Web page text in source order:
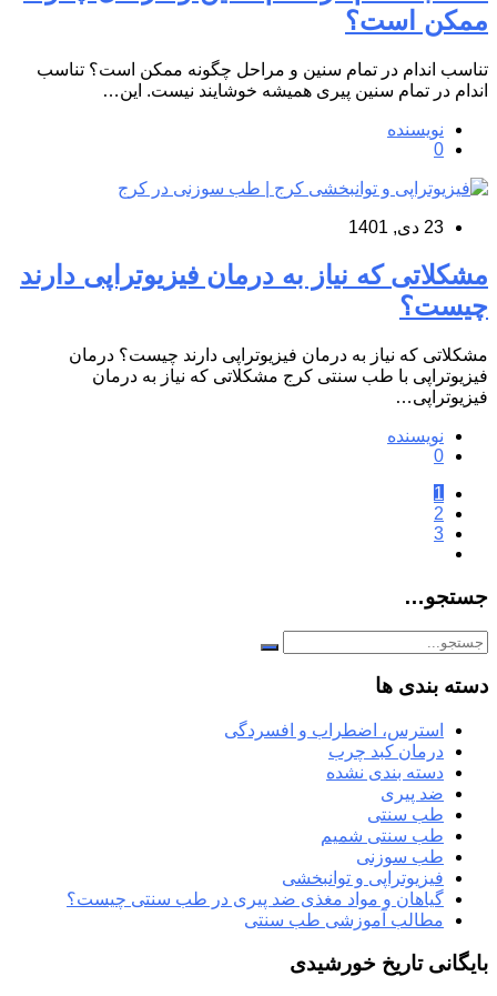
ممکن است؟
تناسب اندام در تمام سنین و مراحل چگونه ممکن است؟ تناسب
اندام در تمام سنین پیری همیشه خوشایند نیست. این…
نویسنده
0
23 دی, 1401
مشکلاتی که نیاز به درمان فیزیوتراپی دارند
چیست؟
مشکلاتی که نیاز به درمان فیزیوتراپی دارند چیست؟ درمان
فیزیوتراپی با طب سنتی کرج مشکلاتی که نیاز به درمان
فیزیوتراپی…
نویسنده
0
1
2
3
جستجو…
دسته بندی ها
استرس، اضطراب و افسردگی
درمان کبد چرب
دسته بندی نشده
ضد پیری
طب سنتی
طب سنتی شمیم
طب سوزنی
فیزیوتراپی و توانبخشی
گیاهان و مواد مغذی ضد پیری در طب سنتی چیست؟
مطالب آموزشی طب سنتی
بایگانی تاریخ خورشیدی